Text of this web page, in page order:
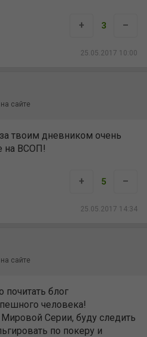
25.05.2017 10:00
+ 3 –
сайте
твоим дневником очень
на ВСОП!
25.05.2017 14:34
+ 5 –
сайте
почитать блог
человека!
Серии, буду следить
по покеру и